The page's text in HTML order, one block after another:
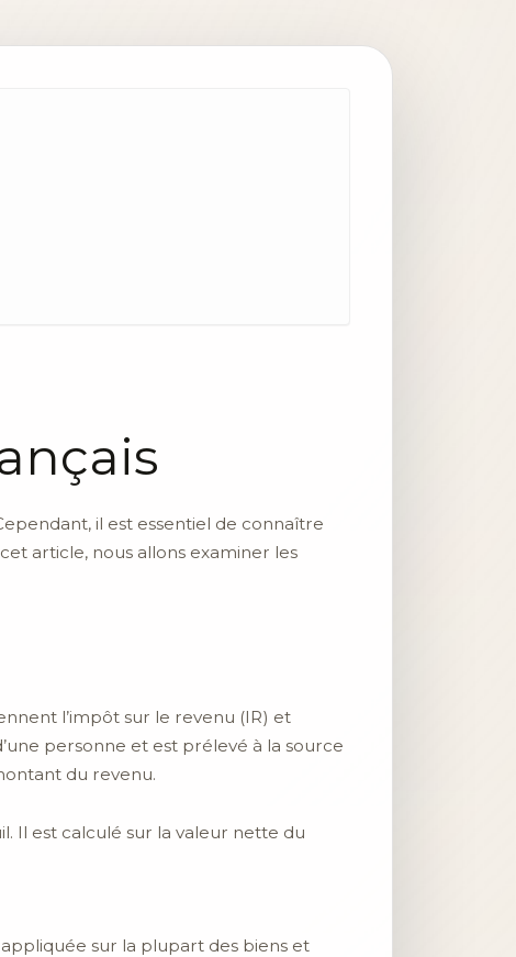
il est essentiel de connaître
article, nous allons examiner les
l’impôt sur le revenu (IR) et
personne et est prélevé à la source
du revenu.
Il est calculé sur la valeur nette du
sur la plupart des biens et